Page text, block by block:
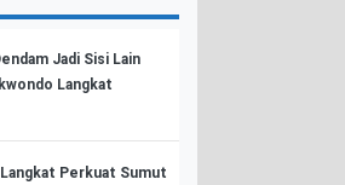
Jadi Sisi Lain
Langkat
Perkuat Sumut